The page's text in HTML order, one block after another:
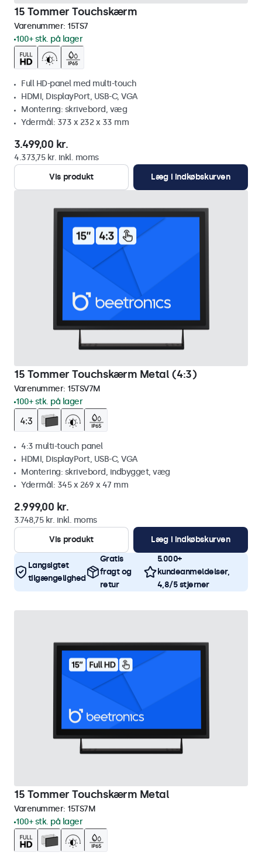
15 Tommer Touchskærm
Varenummer: 15TS7
100+ stk. på lager
Full HD-panel med multi-touch
HDMI, DisplayPort, USB-C, VGA
Montering: skrivebord, væg
Ydermål: 373 x 232 x 33 mm
3.499,00 kr.
4.373,75 kr. inkl. moms
Vis produkt
Læg i indkøbskurven
15 Tommer Touchskærm Metal (4:3)
Varenummer: 15TSV7M
100+ stk. på lager
4:3 multi-touch panel
HDMI, DisplayPort, USB-C, VGA
Montering: skrivebord, indbygget, væg
Ydermål: 345 x 269 x 47 mm
2.999,00 kr.
3.748,75 kr. inkl. moms
Vis produkt
Læg i indkøbskurven
Langsigtet
tilgængelighed
Gratis
fragt og
retur
5.000+
kundeanmeldelser,
4,8/5 stjerner
15 Tommer Touchskærm Metal
Varenummer: 15TS7M
100+ stk. på lager